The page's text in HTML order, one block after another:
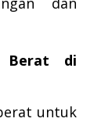
Berat di
untuk